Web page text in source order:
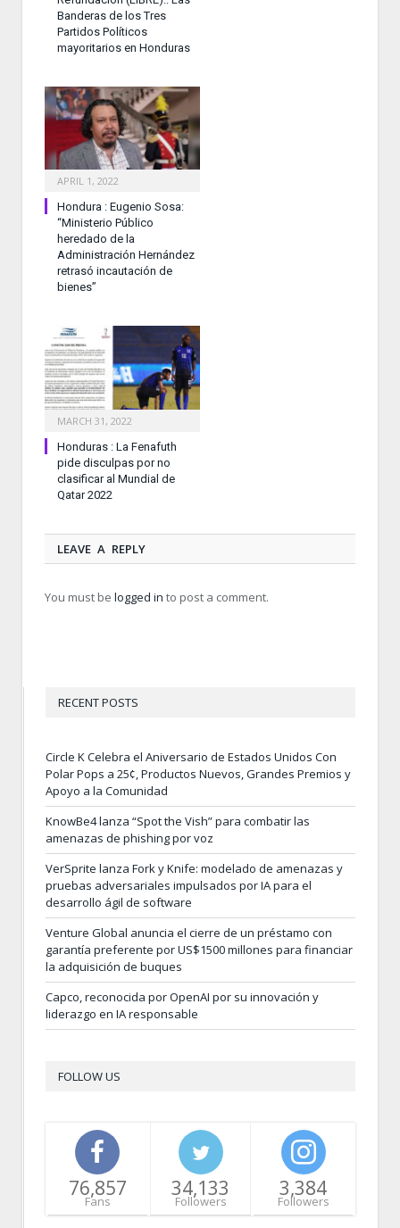
Banderas de los Tres
Partidos Políticos
mayoritarios en Honduras
APRIL 1, 2022
Hondura : Eugenio Sosa:
“Ministerio Público
heredado de la
Administración Hernández
retrasó incautación de
bienes”
MARCH 31, 2022
Honduras : La Fenafuth
pide disculpas por no
clasificar al Mundial de
Qatar 2022
LEAVE A REPLY
You must be logged in to post a comment.
RECENT POSTS
Circle K Celebra el Aniversario de Estados Unidos Con
Polar Pops a 25¢, Productos Nuevos, Grandes Premios y
Apoyo a la Comunidad
KnowBe4 lanza “Spot the Vish” para combatir las
amenazas de phishing por voz
VerSprite lanza Fork y Knife: modelado de amenazas y
pruebas adversariales impulsados por IA para el
desarrollo ágil de software
Venture Global anuncia el cierre de un préstamo con
garantía preferente por US$1500 millones para financiar
la adquisición de buques
Capco, reconocida por OpenAI por su innovación y
liderazgo en IA responsable
FOLLOW US
76,857
Fans
34,133
Followers
3,384
Followers